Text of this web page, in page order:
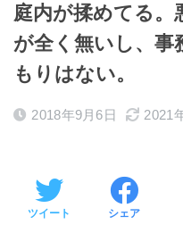
庭内が揉めてる。
が全く無いし、事
もりはない。
2018年9月6日 2021
ツイート シェア